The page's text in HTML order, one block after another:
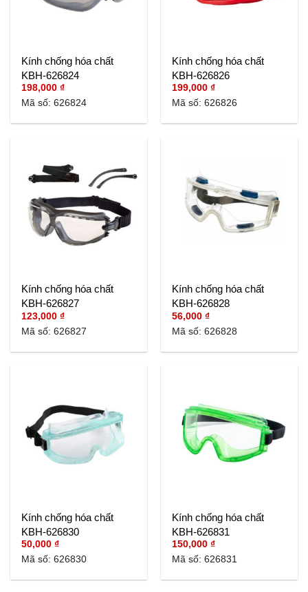
Kính chống hóa chất
KBH-626824
198,000₫
Mã số: 626824
Kính chống hóa chất
KBH-626826
199,000₫
Mã số: 626826
Kính chống hóa chất
KBH-626827
123,000₫
Mã số: 626827
Kính chống hóa chất
KBH-626828
56,000₫
Mã số: 626828
Kính chống hóa chất
KBH-626830
50,000₫
Mã số: 626830
Kính chống hóa chất
KBH-626831
150,000₫
Mã số: 626831